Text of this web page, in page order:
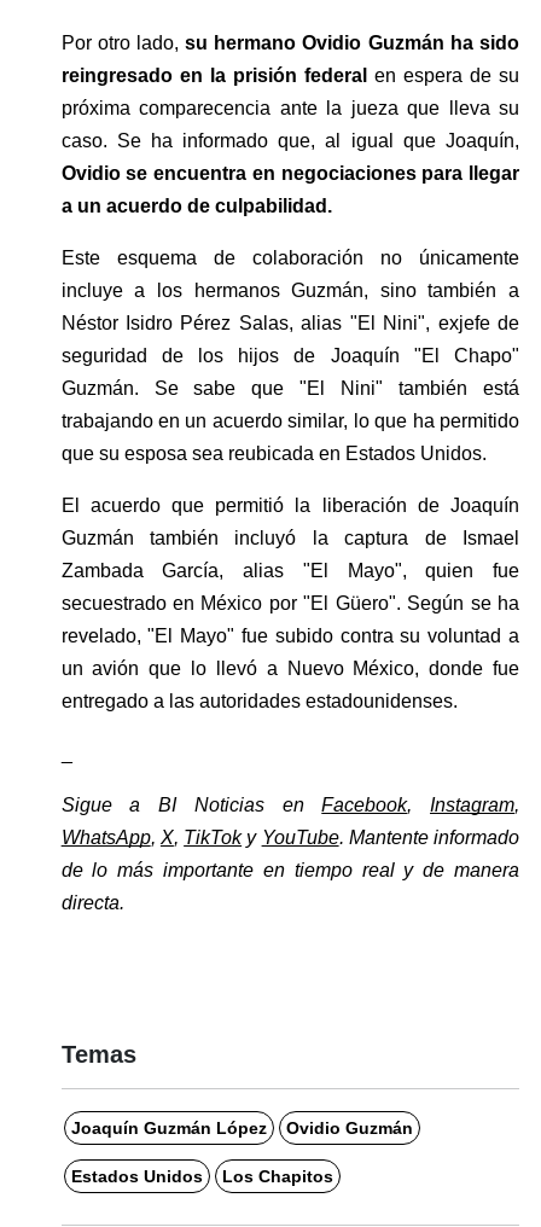
Por otro lado, su hermano Ovidio Guzmán ha sido
reingresado en la prisión federal en espera de su
próxima comparecencia ante la jueza que lleva su
Ovidio se encuentra en negociaciones para llegar
a un acuerdo de culpabilidad.
Este esquema de colaboración no únicamente
incluye a los hermanos Guzmán, sino también a
Néstor Isidro Pérez Salas, alias "El Nini", exjefe de
seguridad de los hijos de Joaquín "El Chapo"
Guzmán. Se sabe que "El Nini" también está
trabajando en un acuerdo similar, lo que ha permitido
que su esposa sea reubicada en Estados Unidos.
El acuerdo que permitió la liberación de Joaquín
Guzmán también incluyó la captura de Ismael
Zambada García, alias "El Mayo", quien fue
secuestrado en México por "El Güero". Según se ha
revelado, "El Mayo" fue subido contra su voluntad a
un avión que lo llevó a Nuevo México, donde fue
entregado a las autoridades estadounidenses.
Sigue a BI Noticias en Facebook, Instagram,
WhatsApp, X, TikTok y YouTube. Mantente informado
de lo más importante en tiempo real y de manera
directa.
Temas
Joaquín Guzmán López Ovidio Guzmán
Estados Unidos Los Chapitos